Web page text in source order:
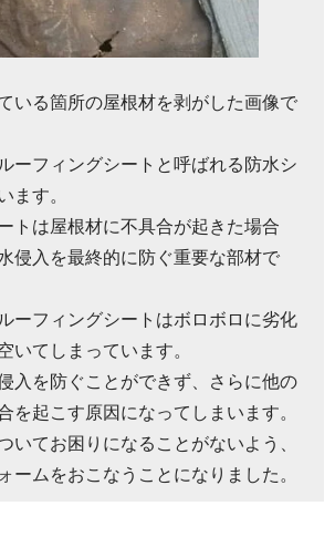
いる箇所の屋根材を剥がした画像で
ーフィングシートと呼ばれる防水シ
ます。
トは屋根材に不具合が起きた場合
侵入を最終的に防ぐ重要な部材で
ーフィングシートはボロボロに劣化
いてしまっています。
入を防ぐことができず、さらに他の
を起こす原因になってしまいます。
いてお困りになることがないよう、
ームをおこなうことになりました。